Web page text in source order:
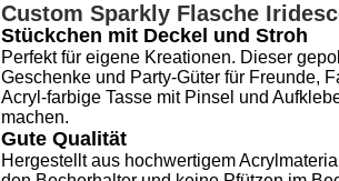
Custom Sparkly Flasche
Stückchen mit Deckel und Stroh
Perfekt für eigene Kreationen. Dieser
Geschenke und Party-Güter für Freunde,
Acryl-farbige Tasse mit Pinsel und
machen.
Gute Qualität
Hergestellt aus hochwertigem